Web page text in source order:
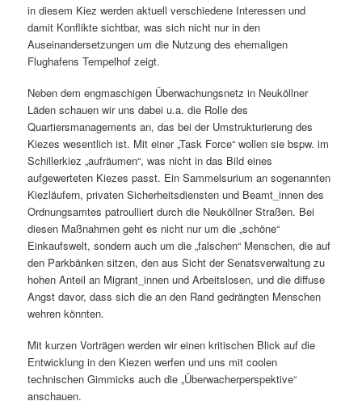
in diesem Kiez werden aktuell verschiedene Interessen und
damit Konflikte sichtbar, was sich nicht nur in den
Auseinandersetzungen um die Nutzung des ehemaligen
Flughafens Tempelhof zeigt.
Neben dem engmaschigen Überwachungsnetz in Neuköllner
Läden schauen wir uns dabei u.a. die Rolle des
Quartiersmanagements an, das bei der Umstrukturierung des
Kiezes wesentlich ist. Mit einer „Task Force“ wollen sie bspw. im
Schillerkiez „aufräumen“, was nicht in das Bild eines
aufgewerteten Kiezes passt. Ein Sammelsurium an sogenannten
Kiezläufern, privaten Sicherheitsdiensten und Beamt_innen des
Ordnungsamtes patroulliert durch die Neuköllner Straßen. Bei
diesen Maßnahmen geht es nicht nur um die „schöne“
Einkaufswelt, sondern auch um die „falschen“ Menschen, die auf
den Parkbänken sitzen, den aus Sicht der Senatsverwaltung zu
hohen Anteil an Migrant_innen und Arbeitslosen, und die diffuse
Angst davor, dass sich die an den Rand gedrängten Menschen
wehren könnten.
Mit kurzen Vorträgen werden wir einen kritischen Blick auf die
Entwicklung in den Kiezen werfen und uns mit coolen
technischen Gimmicks auch die „Überwacherperspektive“
anschauen.